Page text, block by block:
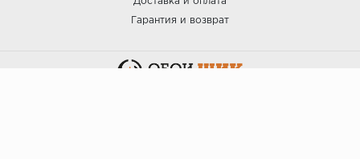
Гарантия и возврат